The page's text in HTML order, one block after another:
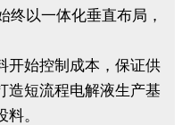
终以一体化垂直布局，
开始控制成本，保证供
造短流程电解液生产基
。